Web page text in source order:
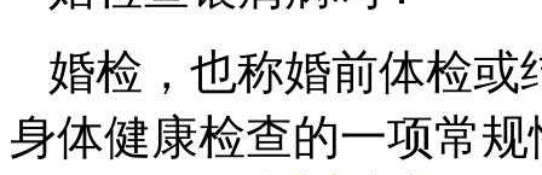
婚检，也称婚前体检或
身体健康检查的一项常